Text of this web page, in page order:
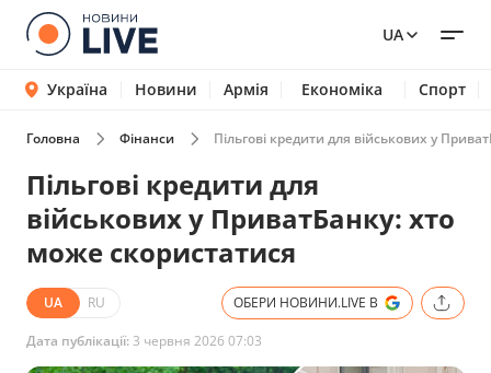
UA
Україна Новини Армія Економіка Спорт
Головна Фінанси Пільгові кредити для військових у
Пільгові кредити для
військових у ПриватБанку: хто
може скористатися
UA RU ОБЕРИ НОВИНИ.LIVE В
Дата публікації: 3 червня 2026 07:03